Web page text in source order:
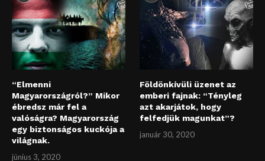
“Elmenni
Magyarországról?” Mikor
ébredsz már fel a
valóságra? Magyarország
egy biztonságos kuckója a
világnak.
június 3, 2020
Földönkívüli üzenet az
emberi fajnak: “Tényleg
azt akarjátok, hogy
felfedjük magunkat”?
január 30, 2020